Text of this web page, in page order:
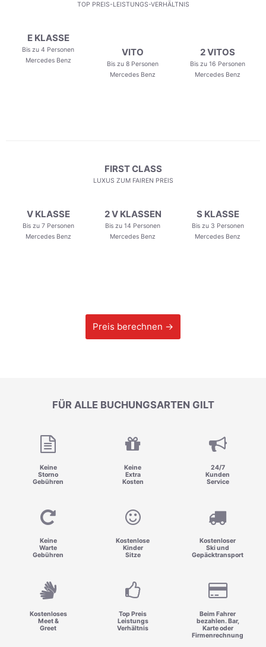
TOP PREIS-LEISTUNGS-VERHÄLTNIS
E KLASSE
Bis zu 4 Personen
Mercedes Benz
VITO
Bis zu 8 Personen
Mercedes Benz
2 VITOS
Bis zu 16 Personen
Mercedes Benz
FIRST CLASS
LUXUS ZUM FAIREN PREIS
V KLASSE
Bis zu 7 Personen
Mercedes Benz
2 V KLASSEN
Bis zu 14 Personen
Mercedes Benz
S KLASSE
Bis zu 3 Personen
Mercedes Benz
Preis berechnen →
FÜR ALLE BUCHUNGSARTEN GILT
Keine
Storno
Gebühren
Keine
Extra
Kosten
24/7
Kunden
Service
Keine
Warte
Gebühren
Kostenlose
Kinder
Sitze
Kostenloser
Ski und
Gepäcktransport
Kostenloses
Meet &
Greet
Top Preis
Leistungs
Verhältnis
Beim Fahrer
bezahlen. Bar,
Karte oder
Firmenrechnung